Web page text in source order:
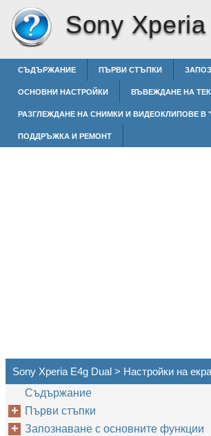
Sony
СЪДЪРЖАНИЕ ПЪРВИ СТЪПКИ
ОСНОВНИ НАСТРОЙКИ ВЪВЕЖДАНЕ НА
РАЗГЛЕЖДАНЕ НА СНИМКИ И ВИДЕОКЛИПОВЕ В
ПОДДРЪЖКА И РЕМОНТ
Sony Xperia E4g Dual > Настройки на
Съдържание
Първи стъпки
Запознаване с основните функции